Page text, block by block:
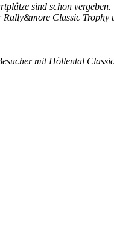
sind schon vergeben.
Classic Trophy
mit Höllental